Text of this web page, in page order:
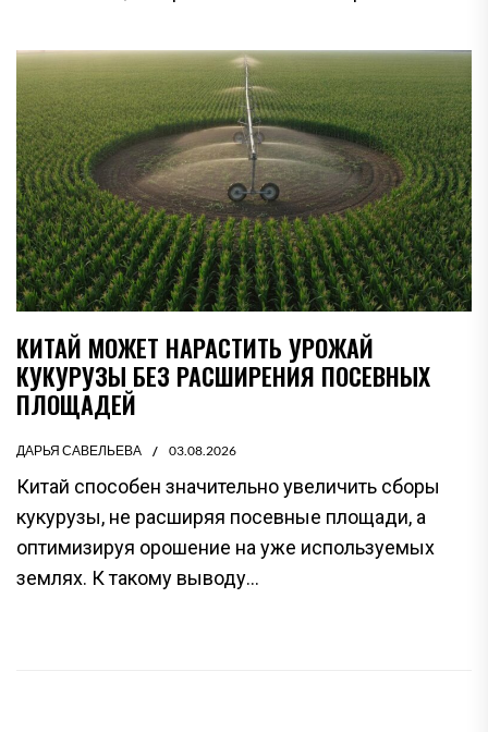
КИТАЙ МОЖЕТ НАРАСТИТЬ УРОЖАЙ
КУКУРУЗЫ БЕЗ РАСШИРЕНИЯ ПОСЕВНЫХ
ПЛОЩАДЕЙ
ДАРЬЯ САВЕЛЬЕВА 03.08.2026
Китай способен значительно увеличить сборы
кукурузы, не расширяя посевные площади, а
оптимизируя орошение на уже используемых
землях. К такому выводу...